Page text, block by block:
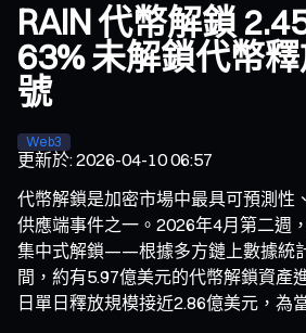
RAIN 代幣解鎖
63% 未解鎖代幣
號
Web3
更新於:2026-04-10 06:57
代幣解鎖是加密市場中最具可預測性
供應端事件之一。2026年4月第二週
集中式解鎖——根據多方鏈上數據統
間，約有5.97億美元的代幣解鎖資產
日單日釋放規模接近2.86億美元，為